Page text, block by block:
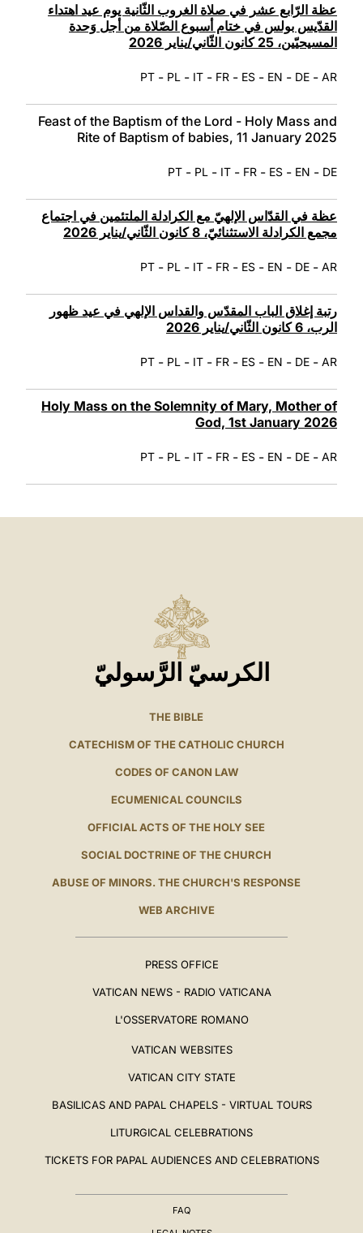
عظة الرّابع عشر في صلاة الغروب الثّانية يوم عيد اهتداء
القدّيس بولس في ختام أسبوع الصّلاة من أجل وَحدة
المسيحيّين، 25 كانون الثّاني/يناير 2026
AR
-
DE
-
EN
-
ES
-
FR
-
IT
-
PL
-
PT
Feast of the Baptism of the Lord - Holy Mass and
Rite of Baptism of babies, 11 January 2025
DE
-
EN
-
ES
-
FR
-
IT
-
PL
-
PT
عظة في القدّاس الإلهيّ مع الكرادلة الملتئمين في اجتماع
مجمع الكرادلة الاستثنائيّ، 8 كانون الثّاني/يناير 2026
AR
-
DE
-
EN
-
ES
-
FR
-
IT
-
PL
-
PT
رتبة إغلاق الباب المقدّس والقداس الإلهي في عيد ظهور
الرب، 6 كانون الثّاني/يناير 2026
AR
-
DE
-
EN
-
ES
-
FR
-
IT
-
PL
-
PT
Holy Mass on the Solemnity of Mary, Mother of
God, 1st January 2026
AR
-
DE
-
EN
-
ES
-
FR
-
IT
-
PL
-
PT
الكرسيّ الرَّسوليّ
THE BIBLE
CATECHISM OF THE CATHOLIC CHURCH
CODES OF CANON LAW
ECUMENICAL COUNCILS
OFFICIAL ACTS OF THE HOLY SEE
SOCIAL DOCTRINE OF THE CHURCH
ABUSE OF MINORS. THE CHURCH'S RESPONSE
WEB ARCHIVE
PRESS OFFICE
VATICAN NEWS - RADIO VATICANA
L'OSSERVATORE ROMANO
VATICAN WEBSITES
VATICAN CITY STATE
BASILICAS AND PAPAL CHAPELS - VIRTUAL TOURS
LITURGICAL CELEBRATIONS
TICKETS FOR PAPAL AUDIENCES AND CELEBRATIONS
FAQ